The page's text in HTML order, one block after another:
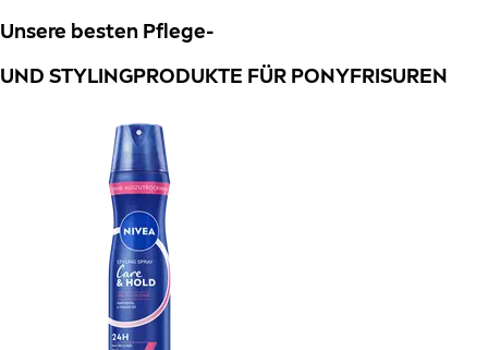
Unsere besten Pflege-
UND STYLINGPRODUKTE FÜR PONYFRISUREN